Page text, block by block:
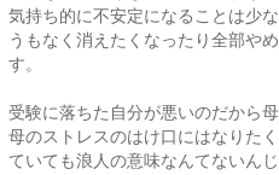
気持ち的に不安定になることは少
うもなく消えたくなったり全部や
す。
受験に落ちた自分が悪いのだから
母のストレスのはけ口にはなりた
ていても浪人の意味なんてないん